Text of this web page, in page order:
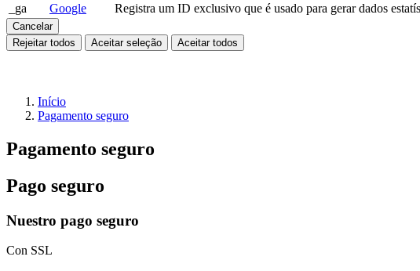
_ga
Google Registra um ID exclusivo que é usado para gerar dados
Cancelar
Rejeitar todos
Aceitar seleção Aceitar todos
Início
Pagamento seguro
Pagamento seguro
Pago seguro
Nuestro pago seguro
Con SSL